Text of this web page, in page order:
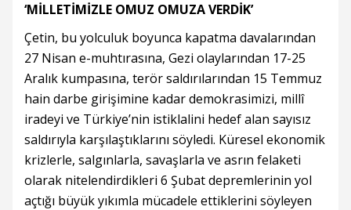
‘MİLLETİMİZLE OMUZ OMUZA VERDİK’
Çetin, bu yolculuk boyunca kapatma davalarından
27 Nisan e-muhtırasına, Gezi olaylarından 17-25
Aralık kumpasına, terör saldırılarından 15 Temmuz
hain darbe girişimine kadar demokrasimizi, millî
iradeyi ve Türkiye’nin istiklalini hedef alan sayısız
saldırıyla karşılaştıklarını söyledi. Küresel ekonomik
krizlerle, salgınlarla, savaşlarla ve asrın felaketi
olarak nitelendirdikleri 6 Şubat depremlerinin yol
açtığı büyük yıkımla mücadele ettiklerini söyleyen